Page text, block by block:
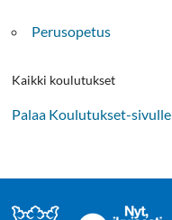
Perusopetus
Kaikki koulutukset
Palaa Koulutukset-sivulle